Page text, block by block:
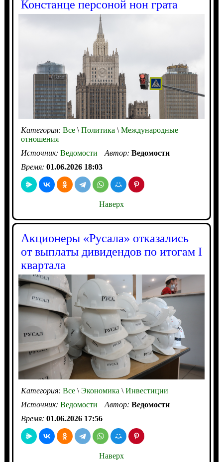
Констанце персоной нон грата
Категория: Все\Политика \Международные
отношения
Источник: Ведомости Автор: Ведомости
Время: 01.06.2026 18:03
Наверх
Акционеры «Русала» отказались
от выплаты дивидендов по итогам I
квартала
Категория: Все\Экономика \Инвестиции
Источник: Ведомости Автор: Ведомости
Время: 01.06.2026 17:56
Наверх